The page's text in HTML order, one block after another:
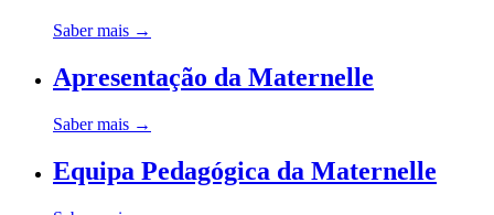
Saber mais →
Apresentação da Maternelle
Saber mais →
Equipa Pedagógica da Maternelle